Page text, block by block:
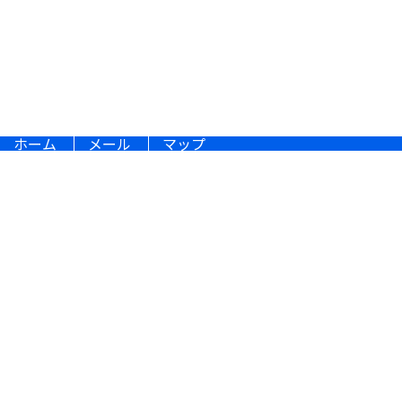
ホーム メール マップ